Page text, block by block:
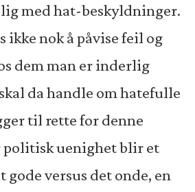
med hat-beskyldninger.
ikke nok å påvise feil og
dem man er inderlig
da handle om hatefulle
til rette for denne
uenighet blir et
gode versus det onde, en